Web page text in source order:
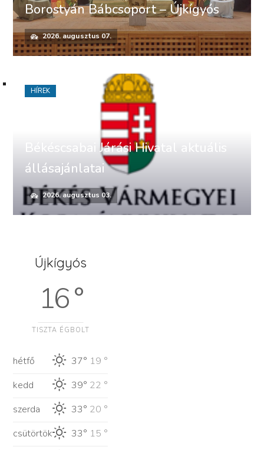
Borostyán Bábcsoport – Újkígyós
2026. augusztus 07.
Békéscsabai Járási Hivatal aktuális
állásajánlatai
2026. augusztus 03.
HÍREK
Újkígyós
16 °
TISZTA ÉGBOLT
hétfő 37° 19 °
kedd
39° 22 °
szerda
33° 20 °
csütörtök
33° 15 °